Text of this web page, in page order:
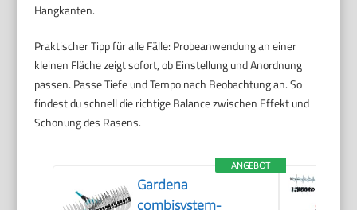
Hangkanten.
Praktischer Tipp für alle Fälle: Probeanwendung an einer
kleinen Fläche zeigt sofort, ob Einstellung und Anordnung
passen. Passe Tiefe und Tempo nach Beobachtung an. So
findest du schnell die richtige Balance zwischen Effekt und
Schonung des Rasens.
ANGEBOT
Gardena
combisystem-